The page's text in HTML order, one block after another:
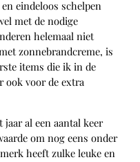
eindeloos schelpen
met de nodige
helemaal niet
zonnebrandcreme, is
items die ik in de
ook voor de extra
al een aantal keer
om nog eens onder
heeft zulke leuke en